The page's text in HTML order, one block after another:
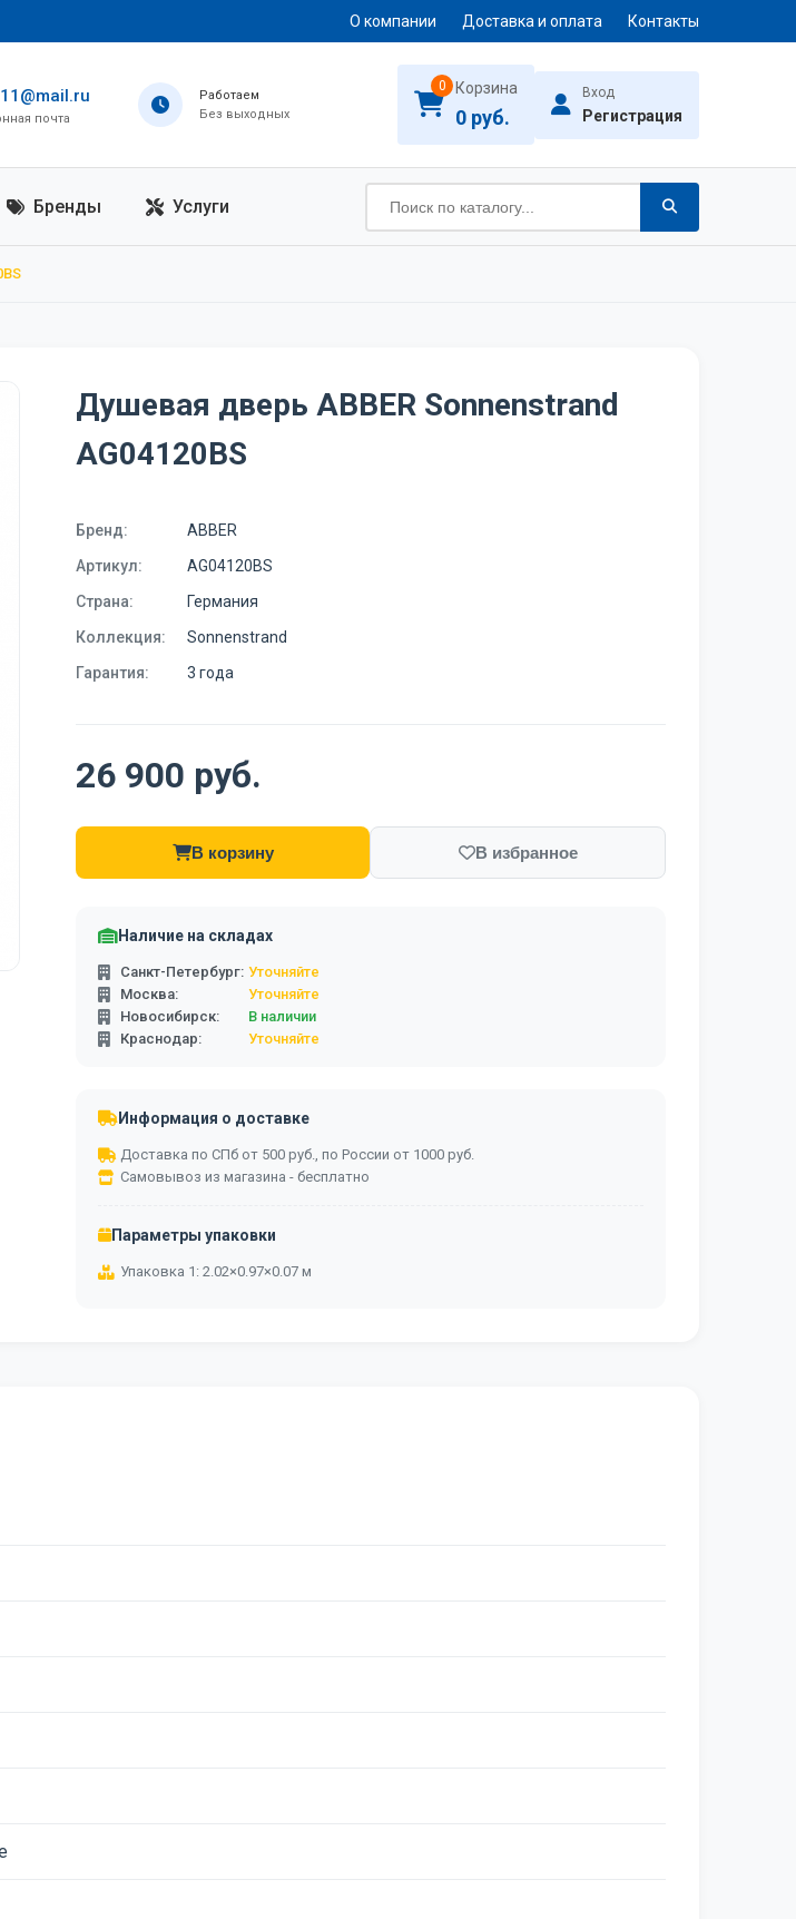
О компании Доставка и оплата Контакты
почта
Работаем
Без выходных
0 Корзина
0 руб.
Вход
Регистрация
Бренды Услуги
Душевая дверь ABBER Sonnenstrand
AG04120BS
Бренд:
ABBER
Артикул:
AG04120BS
Страна:
Германия
Коллекция:
Sonnenstrand
Гарантия:
3 года
26 900 руб.
В корзину В избранное
Наличие на складах
Санкт-Петербург: Уточняйте
Москва:
Уточняйте
Новосибирск:
В наличии
Краснодар:
Уточняйте
Информация о доставке
Доставка по СПб от 500 руб., по России от 1000 руб.
Самовывоз из магазина - бесплатно
Параметры упаковки
Упаковка 1: 2.02×0.97×0.07 м